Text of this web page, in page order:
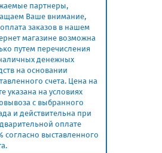
партнеры,
Ваше внимание,
заказов в нашем
магазине возможна
путем перечисления
денежных
на основании
счета. Цена на
указана на условиях
с выбранного
и действительна при
оплате
согласно выставленного